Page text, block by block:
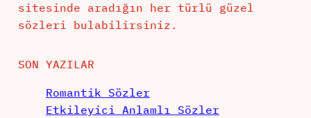
sitesinde aradığın her türlü güzel
sözleri bulabilirsiniz.
SON YAZILAR
Romantik Sözler
Etkileyici Anlamlı Sözler